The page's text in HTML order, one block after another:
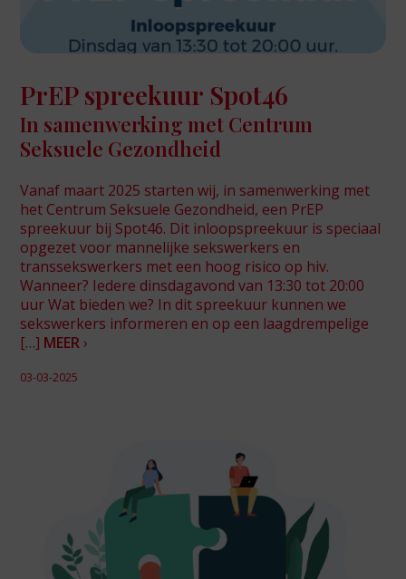
PrEP spreekuur Spot46
In samenwerking met Centrum
Seksuele Gezondheid
Vanaf maart 2025 starten wij, in samenwerking met
het Centrum Seksuele Gezondheid, een PrEP
spreekuur bij Spot46. Dit inloopspreekuur is speciaal
opgezet voor mannelijke sekswerkers en
transsekswerkers met een hoog risico op hiv.
Wanneer? Iedere dinsdagavond van 13:30 tot 20:00
uur Wat bieden we? In dit spreekuur kunnen we
sekswerkers informeren en op een laagdrempelige
[…] MEER ›
03-03-2025